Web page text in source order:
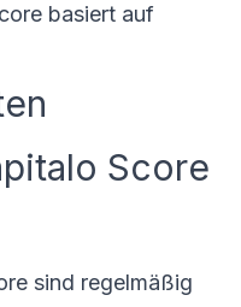
basiert auf
Score
sind regelmäßig